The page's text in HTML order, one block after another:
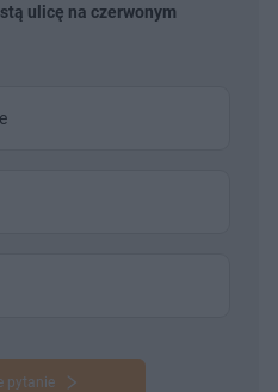
ulicę na czerwonym
pytanie